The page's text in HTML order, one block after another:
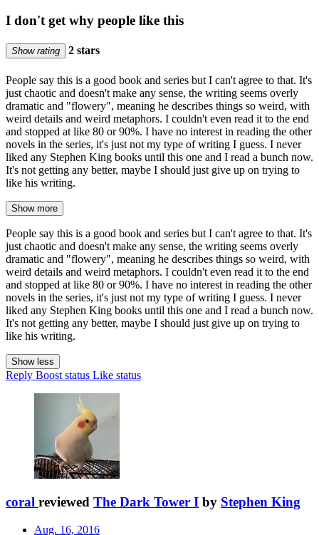
I don't get why people like this
Show rating 2 stars
People say this is a good book and series but I can't agree to that. It's
just chaotic and doesn't make any sense, the writing seems overly
dramatic and "flowery", meaning he describes things so weird, with
weird details and weird metaphors. I couldn't even read it to the end
and stopped at like 80 or 90%. I have no interest in reading the other
novels in the series, it's just not my type of writing I guess. I never
liked any Stephen King books until this one and I read a bunch now.
It's not getting any better, maybe I should just give up on trying to
like his writing.
Show more
People say this is a good book and series but I can't agree to that. It's
just chaotic and doesn't make any sense, the writing seems overly
dramatic and "flowery", meaning he describes things so weird, with
weird details and weird metaphors. I couldn't even read it to the end
and stopped at like 80 or 90%. I have no interest in reading the other
novels in the series, it's just not my type of writing I guess. I never
liked any Stephen King books until this one and I read a bunch now.
It's not getting any better, maybe I should just give up on trying to
like his writing.
Show less
Reply Boost status Like status
coral reviewed The Dark Tower I by Stephen King
Aug. 16, 2016